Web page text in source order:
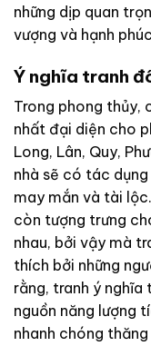
những dịp quan
vượng và hạnh
Ý nghĩa tranh
Trong phong thủy,
nhất đại diện cho
Long, Lân, Quy,
nhà sẽ có tác
may mắn và tài
còn tượng trưng
nhau, bởi vậy mà
thích bởi những
rằng, tranh ý nghĩa
nguồn năng lượng
nhanh chóng